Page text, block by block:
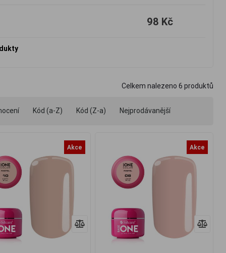
98 Kč
Celkem nalezeno 6 produktů
Kód (a-Z) Kód (Z-a) Nejprodávanější
Akce Akce